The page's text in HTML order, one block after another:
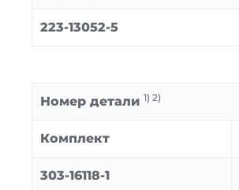
223-13052-5
Номер детали 1) 2)
Комплект
303-16118-1